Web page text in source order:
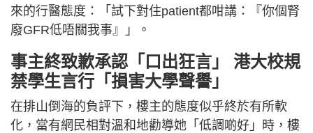
來的行醫態度：「試下對住patient都咁講：『你個腎
廢GFR低唔關我事』」。
事主終致歉承認「口出狂言」 港大校規
禁學生言行「損害大學聲譽」
在排山倒海的負評下，樓主的態度似乎終於有所軟
化，當有網民相對溫和地勸導她「低調啲好」時，樓